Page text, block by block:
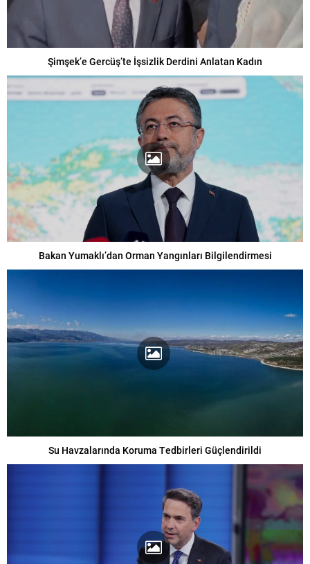
Şimşek’e Gercüş’te İşsizlik Derdini Anlatan Kadın
Bakan Yumaklı’dan Orman Yangınları Bilgilendirmesi
Su Havzalarında Koruma Tedbirleri Güçlendirildi